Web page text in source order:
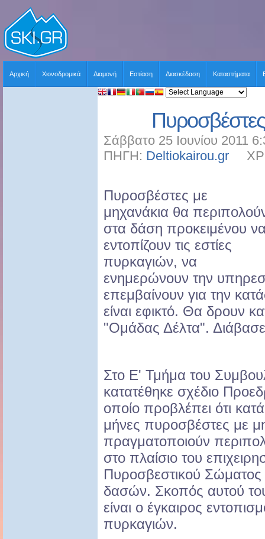
Αρχική Χιονοδρομικά Διαμονή Εστίαση Διασκέδαση Καταστήματα
Σάββατο 25 Ιουνίου 2011
ΠΗΓΗ: Deltiokairou.gr
Πυροσβέστες με
μηχανάκια θα
στα δάση προκειμένου
εντοπίζουν τις εστίες
πυρκαγιών, να
ενημερώνουν την
επεμβαίνουν για την
είναι εφικτό. Θα δρουν
"Ομάδας Δέλτα".
Στο Ε' Τμήμα του
κατατέθηκε σχέδιο
οποίο προβλέπει ότι
μήνες πυροσβέστες με
πραγματοποιούν
στο πλαίσιο του
Πυροσβεστικού Σώματος
δασών. Σκοπός αυτού
είναι ο έγκαιρος
πυρκαγιών.